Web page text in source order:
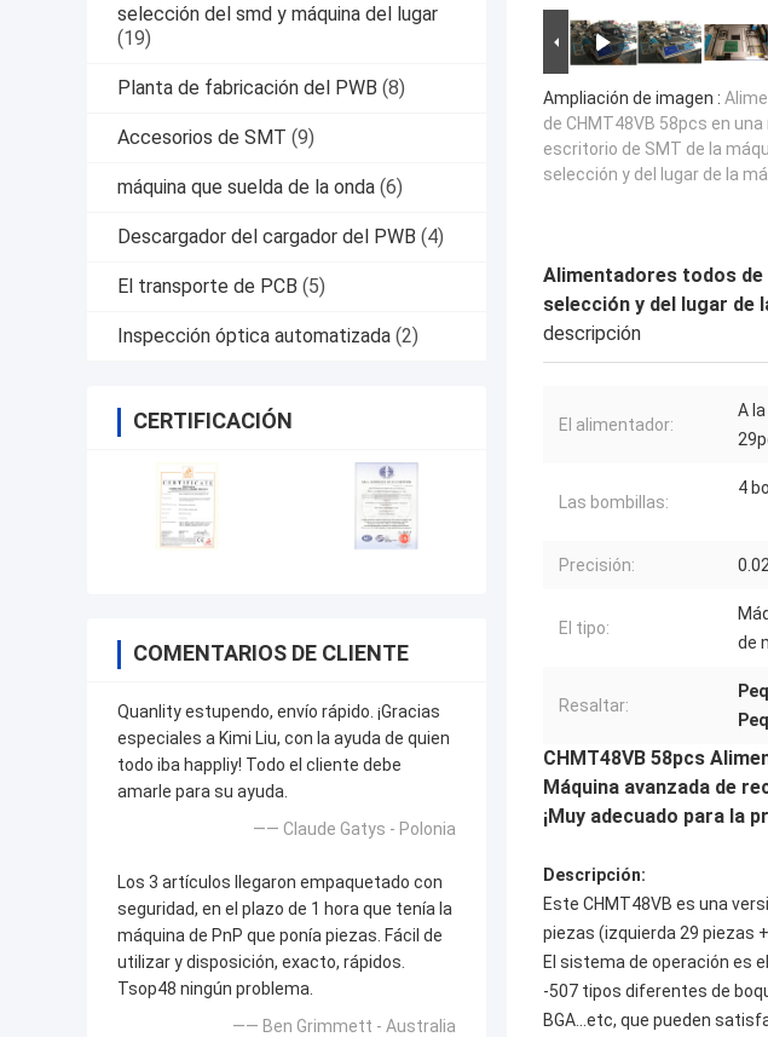
selección del smd y máquina del lugar
(19)
Planta de fabricación del PWB (8)
Accesorios de SMT (9)
máquina que suelda de la onda (6)
Descargador del cargador del PWB (4)
El transporte de PCB (5)
Inspección óptica automatizada (2)
CERTIFICACIÓN
COMENTARIOS DE CLIENTE
Quanlity estupendo, envío rápido. ¡Gracias
especiales a Kimi Liu, con la ayuda de quien
todo iba happliy! Todo el cliente debe
amarle para su ayuda.
—— Claude Gatys - Polonia
Los 3 artículos llegaron empaquetado con
seguridad, en el plazo de 1 hora que tenía la
máquina de PnP que ponía piezas. Fácil de
utilizar y disposición, exacto, rápidos.
Tsop48 ningún problema.
—— Ben Grimmett - Australia
Ampliación de imagen :
de CHMT48VB 58pcs en
escritorio de SMT de la
selección y del lugar de la
Alimentadores todos de
selección y del lugar de
descripción
El alimentador:
A
Las bombillas:
4
Precisión:
El tipo:
de
Resaltar:
CHMT48VB 58pcs
Máquina avanzada de
¡Muy adecuado para la
Descripción:
Este CHMT48VB es una
piezas (izquierda 29 piezas
El sistema de operación es
-507 tipos diferentes de
BGA...etc, que pueden